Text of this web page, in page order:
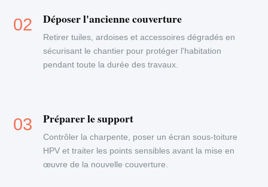
Déposer l'ancienne couverture
Retirer tuiles, ardoises et accessoires dégradés en
sécurisant le chantier pour protéger l'habitation
pendant toute la durée des travaux.
Préparer le support
Contrôler la charpente, poser un écran sous-toiture
HPV et traiter les points sensibles avant la mise en
œuvre de la nouvelle couverture.